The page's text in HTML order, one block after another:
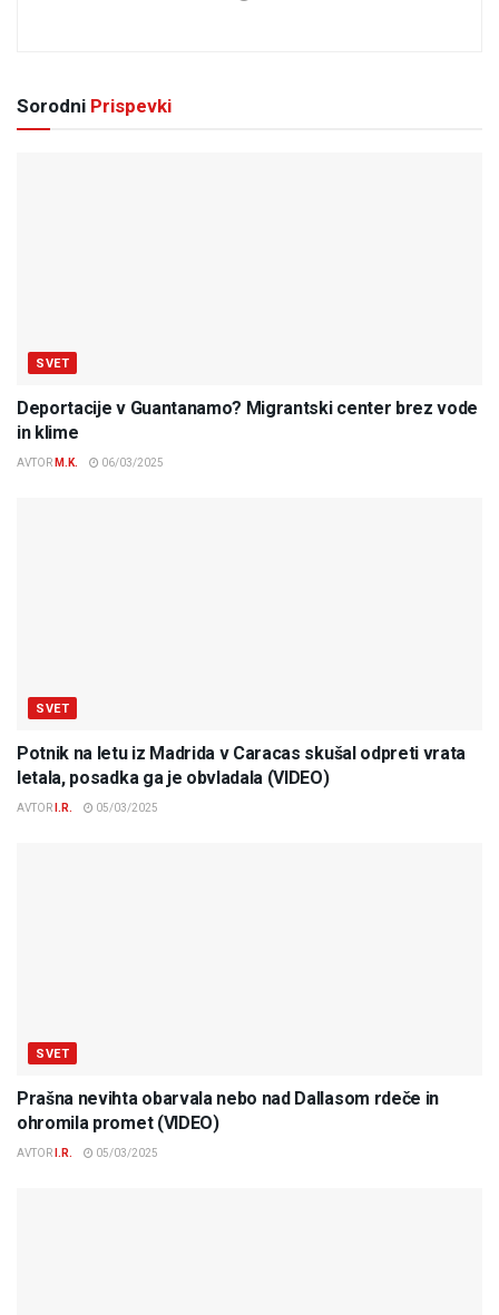
Sorodni Prispevki
SVET
Deportacije v Guantanamo? Migrantski center brez vode
in klime
AVTOR M.K. 06/03/2025
SVET
Potnik na letu iz Madrida v Caracas skušal odpreti vrata
letala, posadka ga je obvladala (VIDEO)
AVTOR I.R. 05/03/2025
SVET
Prašna nevihta obarvala nebo nad Dallasom rdeče in
ohromila promet (VIDEO)
AVTOR I.R. 05/03/2025